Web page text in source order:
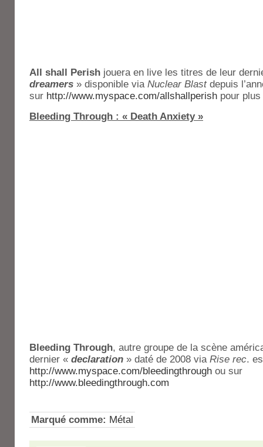
All shall Perish jouera en live les titres de leur
dreamers » disponible via Nuclear Blastdepuis
sur http://www.myspace.com/allshallperish pour
Bleeding Through : « Death Anxiety »
Bleeding Through, autre groupe de la scène
dernier « declaration » daté de 2008 via Rise rec.
http://www.myspace.com/bleedingthrough ou sur
http://www.bleedingthrough.com
Marqué comme: Métal